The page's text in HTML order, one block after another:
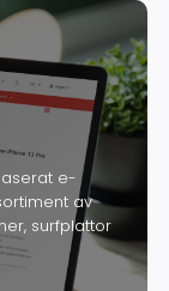
e-
av
surfplattor